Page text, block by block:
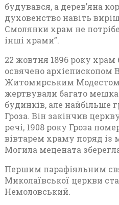
будувався, а дерев’яна
духовенство навіть
Смолянки храм не
інші храми”.
22 жовтня 1896 року храм
освячено архієпископом
Житомирським
жертвували багато
будинків, але найбільше
Гроза. Він закінчив
речі, 1908 року Гроза
вівтарем храму поряд із
Могила мецената
Першим парафіяльним
Миколаївської церкви
Немоловський.